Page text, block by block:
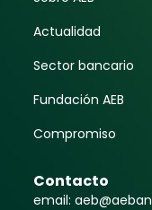
Actualidad
Sector bancario
Fundación AEB
Compromiso
Contacto
email: